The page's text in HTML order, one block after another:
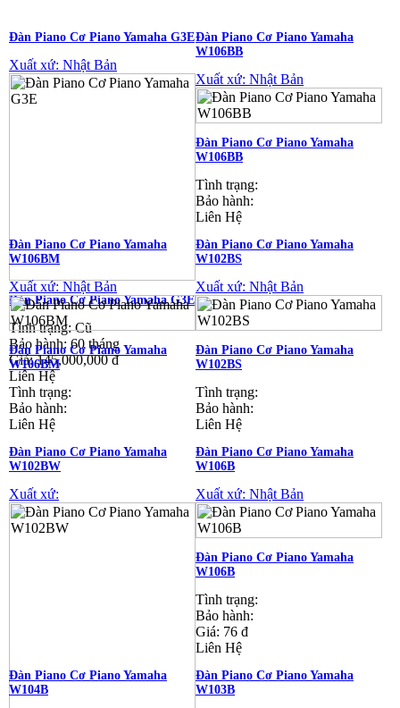
Đàn Piano Cơ Piano Yamaha G3E
Xuất xứ: Nhật Bản
Đàn Piano Cơ Piano Yamaha G3E
Tình trạng:Cũ
Bảo hành: 60 tháng
Giá: 145,000,000 đ
Liên Hệ
Đàn Piano Cơ Piano Yamaha
W106BB
Xuất xứ: Nhật Bản
Đàn Piano Cơ Piano Yamaha
W106BB
Tình trạng:
Bảo hành:
Liên Hệ
Đàn Piano Cơ Piano Yamaha
W106BM
Xuất xứ: Nhật Bản
Đàn Piano Cơ Piano Yamaha
W106BM
Tình trạng:
Bảo hành:
Liên Hệ
Đàn Piano Cơ Piano Yamaha
W102BS
Xuất xứ: Nhật Bản
Đàn Piano Cơ Piano Yamaha
W102BS
Tình trạng:
Bảo hành:
Liên Hệ
Đàn Piano Cơ Piano Yamaha
W102BW
Xuất xứ:
Đàn Piano Cơ Piano Yamaha
W106B
Xuất xứ: Nhật Bản
Đàn Piano Cơ Piano Yamaha
W106B
Tình trạng:
Bảo hành:
Giá: 76 đ
Liên Hệ
Đàn Piano Cơ Piano Yamaha
W104B
Đàn Piano Cơ Piano Yamaha
W103B